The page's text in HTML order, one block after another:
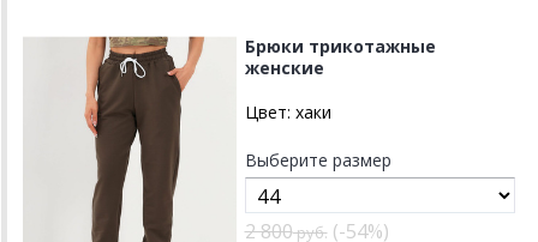
Брюки трикотажные
женские
Цвет: хаки
Выберите размер
2 800руб.(-54%)